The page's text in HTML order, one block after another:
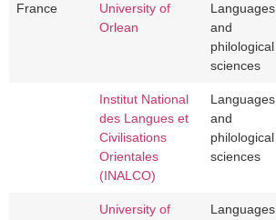
France
University of
Orlean
Languages
and
philological
sciences
Institut National
des Langues et
Civilisations
Orientales
(INALCO)
Languages
and
philological
sciences
University of
Languages